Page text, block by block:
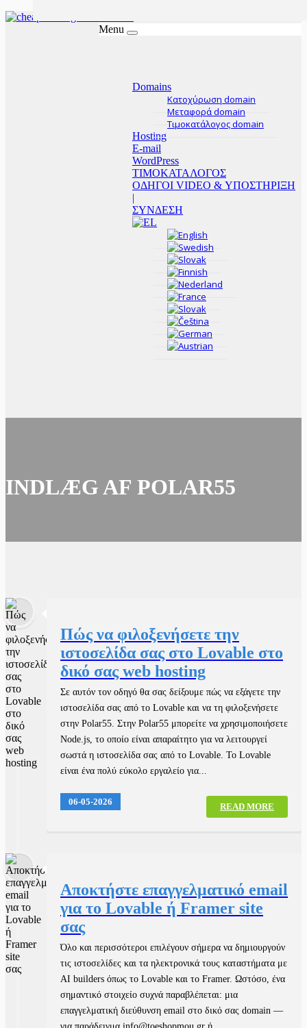
Menu
Domains
Κατοχύρωση domain
Μεταφορά domain
Τιμοκατάλογος domain
Hosting
E-mail
WordPress
ΤΙΜΟΚΑΤΑΛΟΓΟΣ
ΟΔΗΓΟΙ VIDEO & ΥΠΟΣΤΗΡΙΞΗ
|
ΣΥΝΔΕΣΗ
INDLÆG AF POLAR55
Πώς να φιλοξενήσετε την
ιστοσελίδα σας στο Lovable στο
δικό σας web hosting
Σε αυτόν τον οδηγό θα σας δείξουμε πώς να εξάγετε την
ιστοσελίδα σας από το Lovable και να τη φιλοξενήσετε
στην Polar55. Στην Polar55 μπορείτε να χρησιμοποιήσετε
Node.js, το οποίο είναι απαραίτητο για να λειτουργεί
σωστά η ιστοσελίδα σας από το Lovable. Το Lovable
είναι ένα πολύ εύκολο εργαλείο για...
READ MORE
06-05-2026
Αποκτήστε επαγγελματικό email
για το Lovable ή Framer site
σας
Όλο και περισσότεροι επιλέγουν σήμερα να δημιουργούν
τις ιστοσελίδες και τα ηλεκτρονικά τους καταστήματα με
AI builders όπως το Lovable και το Framer. Ωστόσο, ένα
σημαντικό στοιχείο συχνά παραβλέπεται: μια
επαγγελματική διεύθυνση email στο δικό σας domain —